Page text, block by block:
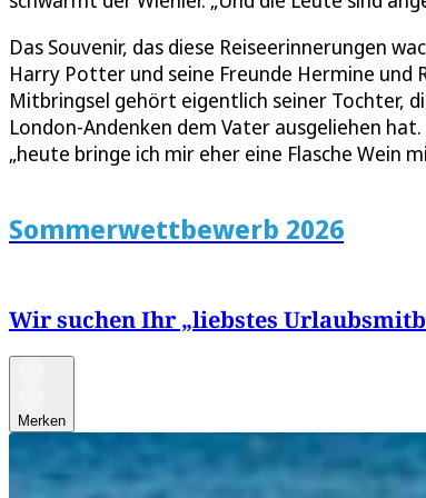
Das Souvenir, das diese Reiseerinnerungen
Harry Potter und seine Freunde Hermine und
Mitbringsel gehört eigentlich seiner Tochter,
London-Andenken dem Vater ausgeliehen
„heute bringe ich mir eher eine Flasche Wein
Sommerwettbewerb 2026
Wir suchen Ihr „liebstes
Merken